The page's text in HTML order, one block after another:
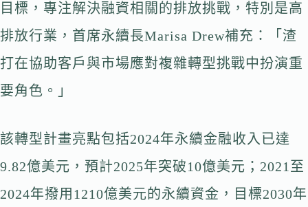
目標，專注解決融資相關的排放挑戰，特別是高
排放行業，首席永續長Marisa Drew補充：「渣
打在協助客戶與市場應對複雜轉型挑戰中扮演重
要角色。」
該轉型計畫亮點包括2024年永續金融收入已達
9.82億美元，預計2025年突破10億美元；2021至
2024年撥用1210億美元的永續資金，目標2030年